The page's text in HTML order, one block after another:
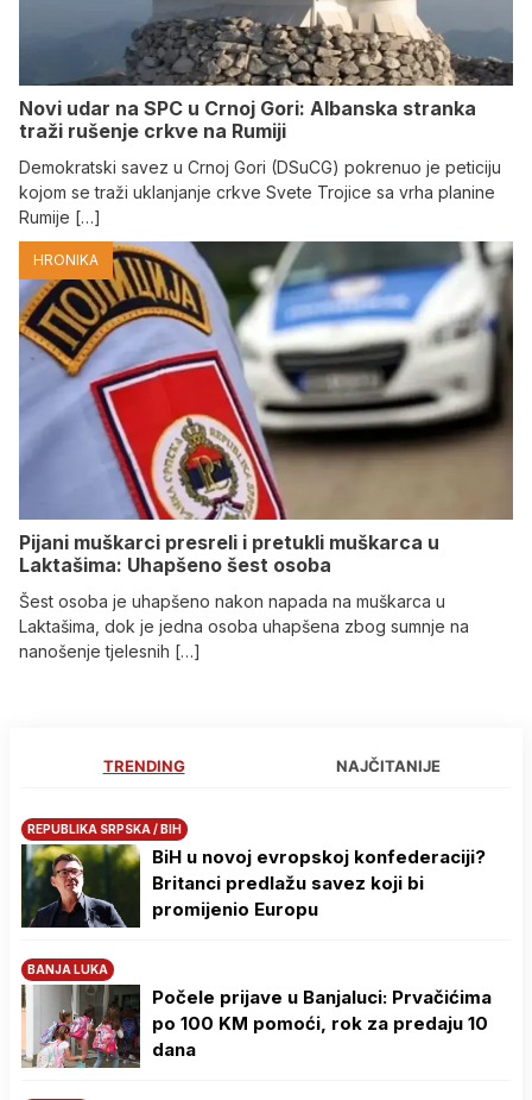
Novi udar na SPC u Crnoj Gori: Albanska stranka
traži rušenje crkve na Rumiji
Demokratski savez u Crnoj Gori (DSuCG) pokrenuo je peticiju
kojom se traži uklanjanje crkve Svete Trojice sa vrha planine
Rumije […]
HRONIKA
Pijani muškarci presreli i pretukli muškarca u
Laktašima: Uhapšeno šest osoba
Šest osoba je uhapšeno nakon napada na muškarca u
Laktašima, dok je jedna osoba uhapšena zbog sumnje na
nanošenje tjelesnih […]
TRENDING NAJČITANIJE
REPUBLIKA SRPSKA / BIH
BiH u novoj evropskoj konfederaciji?
Britanci predlažu savez koji bi
promijenio Europu
BANJA LUKA
Počele prijave u Banjaluci: Prvačićima
po 100 KM pomoći, rok za predaju 10
dana